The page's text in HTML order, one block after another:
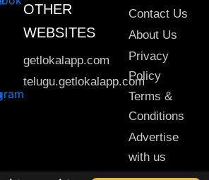
OTHER
WEBSITES
getlokalapp.com
telugu.getlokalapp.com
Contact Us
About Us
Privacy
Policy
Terms &
Conditions
Advertise
with us